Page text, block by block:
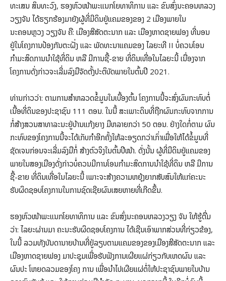
ທະເສນ ສິນທະວົງ, ຮອງຫົວໜ້າພະແນກໂຍທາທິການ ແລະ ຂົນສົ່ງນະຄອນຫລວງ
ວຽງຈັນ ໄດ້ຮຽກຮ້ອງມາຍັງຜູ້ທີ່ມີດິນຢູ່ແຄມຂອງຂອງ 2 ເມືອງພາຍໃນ
ນະຄອນຫຼວງ ວຽງຈັນ ຄື: ເມືອງສີສັດຕະນາກ ແລະ ເມືອງຫາດຊາຍຟອງ ທີ່ນອນ
ຢູ່ໃນໂຄງການປ້ອງກັນຕະຝັ່ງ ແລະ ພັດທະນາແຄມຂອງ ໄລຍະທີ II ບໍ່ຄວນໂອນ
ກໍາມະສິດການນໍາໃຊ້ທີ່ດິນ ຫລື ມີການຊື້-ຂາຍ ທີ່ດິນເທື່ອໃນໄລຍະນີ້ ເນື່ອງຈາກ
ໂຄງການດັ່ງກ່າວຈະເລີ່ມລົງມືຈັດຕັ້ງປະຕິບັດພາຍໃນຕົ້ນປີ 2021.
ທ່ານກ່າວວ່າ: ຕາມການສໍາຫລວດຂໍ້ມູນໃນເບື້ອງຕົ້ນ ໂຄງການນີ້ຈະສົ່ງຜົນກະທົບຕໍ່
ເນື້ອທີ່ດິນຂອງປະຊາຊົນ 111 ຕອນ. ໃນນີ້ ສະເພາະດິນທີ່ຖືກຜົນກະທົບຈາກການ
ກໍ່ສ້າງສວນສາທາລະນະຢູ່ບ້ານແກ້ງຍາງ ມີຫລາຍກວ່າ 50 ຕອນ. ຢ່າງໃດກໍ່ຕາມ ຜົນ
ກະທົບຂອງໂຄງການນີ້ຈະໄດ້ເກັບກໍາອີກຄັ້ງໃຫ້ລະອຽດກວ່າເກົ່າເພື່ອໃຫ້ໄດ້ຂໍ້ມູນທີ່
ຊັດເຈນກ່ອນຈະເລີ່ມລົງມືກໍ່ ສ້າງຕົວຈິງໃນຕົ້ນປີໜ້າ. ດັ່ງນັ້ນ ຜູ້ທີ່ມີດິນຢູ່ແຄມຂອງ
ພາຍໃນສອງເມືອງດັ່ງກ່າວບໍ່ຄວນມີການໂອນກໍາມະສິດການນໍາໃຊ້ທີ່ດິນ ຫລື ມີການ
ຊື້-ຂາຍ ທີ່ດິນເທື່ອໃນໄລຍະນີ້ ເພາະຈະສ້າງຄວາມຫຍຸ້ງຍາກສັບສົນໃຫ້ແກ່ຄະນະ
ຮັບຜິດຊອບໂຄງການໃນການຊົດເຊີຍຜົນເສຍຫາຍທີ່ເກີດຂຶ້ນ.
ຮອງຫົວໜ້າພະແນກໂຍທາທິການ ແລະ ຂົນສົ່ງນະຄອນຫລວງວຽງ ຈັນ ໃຫ້ຮູ້ຕື່ມ
ວ່າ: ໄລຍະຜ່ານມາ ຄະນະຮັບຜິດຊອບໂຄງການ ໄດ້ເຊີນເອົາພາກສ່ວນທີ່ກ່ຽວຂ້ອງ,
ໃນນີ້ ລວມທັງບັນດານາຍບ້ານທີ່ຢູ່ລຽບຕາມແຄມຂອງຂອງເມືອງສີສັດຕະນາກ ແລະ
ເມືອງຫາດຊາຍຟອງ ມາປະຊຸມເພື່ອຮັບຟັງການເຜີຍແຜ່ກ່ຽວກັບເຫດຜົນ ແລະ
ຜົນປະ ໂຫຍດລວມຂອງໂຄງ ການ ເພື່ອນໍາໄປເຜີຍແຜ່ຕໍ່ໃຫ້ປະຊາຊົນພາຍໃນບ້ານ